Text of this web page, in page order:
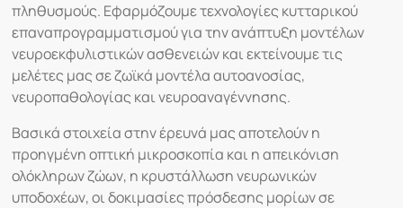
πληθυσμούς. Εφαρμόζουμε τεχνολογίες κυτταρικού
επαναπρογραμματισμού για την ανάπτυξη μοντέλων
νευροεκφυλιστικών ασθενειών και εκτείνουμε τις
μελέτες μας σε ζωϊκά μοντέλα αυτοανοσίας,
νευροπαθολογίας και νευροαναγέννησης.
Βασικά στοιχεία στην έρευνά μας αποτελούν η
προηγμένη οπτική μικροσκοπία και η απεικόνιση
ολόκληρων ζώων, η κρυστάλλωση νευρωνικών
υποδοχέων, οι δοκιμασίες πρόσδεσης μορίων σε